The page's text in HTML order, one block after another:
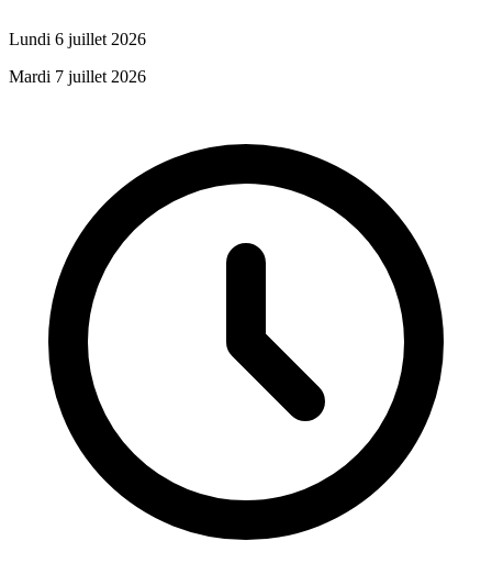
Lundi 6 juillet 2026
Mardi 7 juillet 2026